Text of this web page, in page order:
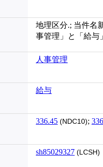
地理区分.; 当件名
事管理」と「給与
人事管理
給与
336.45 (NDC10);
sh85029327 (LCSH)